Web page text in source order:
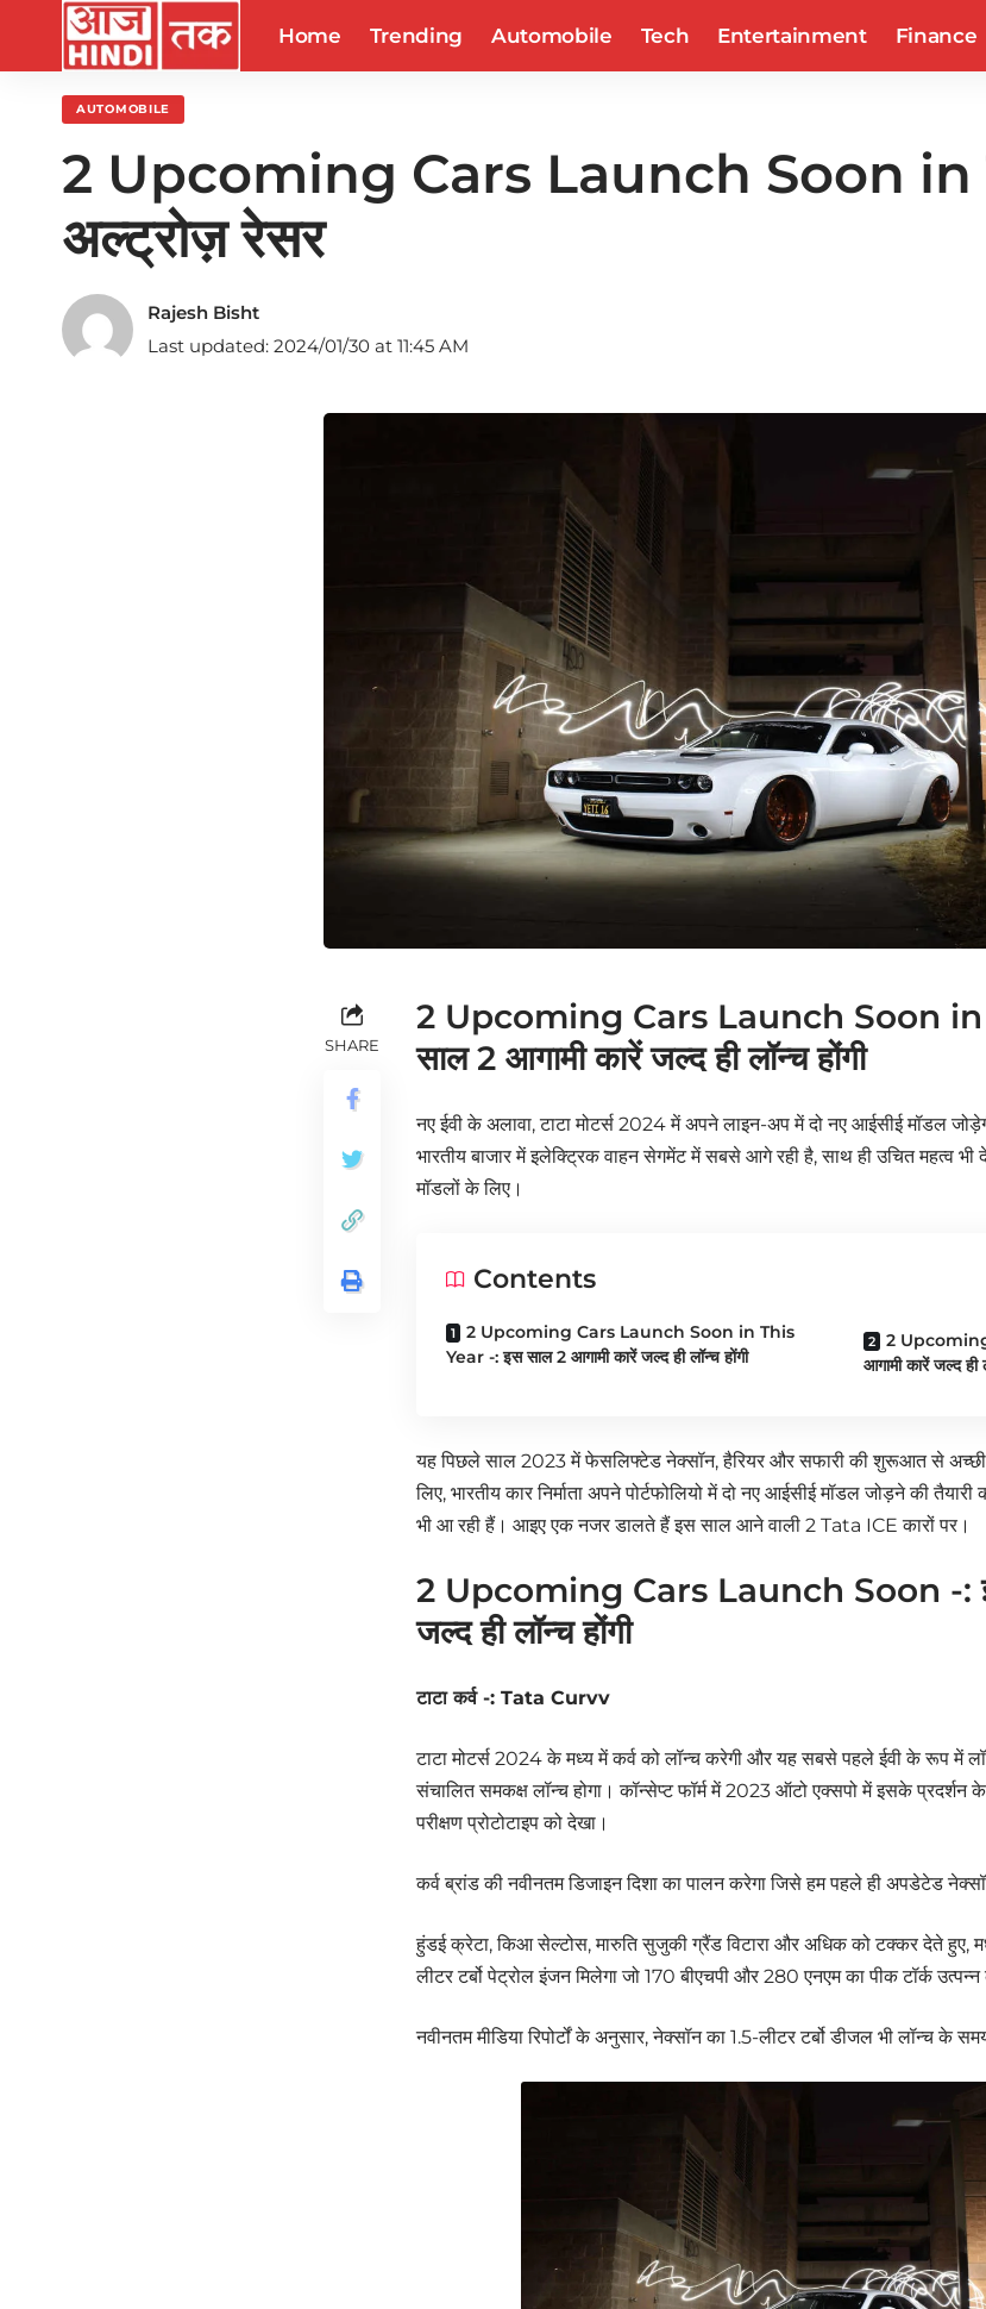
Home Trending Automobile Tech Entertainment Finance
AUTOMOBILE
2 Upcoming Cars Launch Soon in
अल्ट्रोज़ रेसर
Last updated: 2024/01/30 at 11:45 AM
Rajesh Bisht
SHARE
2 Upcoming Cars Launch Soon in
साल 2 आगामी कारें जल्द ही लॉन्च होंगी
नए ईवी के अलावा, टाटा मोटर्स 2024 में अपने लाइन-अप में दो नए आईसीई मॉडल
भारतीय बाजार में इलेक्ट्रिक वाहन सेगमेंट में सबसे आगे रही है, साथ ही उचित महत्व
मॉडलों के लिए।
Contents
2 Upcoming Cars Launch Soon in This
Year -: इस साल 2 आगामी कारें जल्द ही लॉन्च होंगी
2
आगामी कारें जल्द ही
यह पिछले साल 2023 में फेसलिफ्टेड नेक्सॉन, हैरियर और सफारी की शुरूआत से अच्छी
लिए, भारतीय कार निर्माता अपने पोर्टफोलियो में दो नए आईसीई मॉडल जोड़ने की
भी आ रही हैं। आइए एक नजर डालते हैं इस साल आने वाली 2 Tata ICE कारों पर।
2 Upcoming Cars Launch Soon -:
जल्द ही लॉन्च होंगी
टाटा कर्व -: Tata Curvv
टाटा मोटर्स 2024 के मध्य में कर्व को लॉन्च करेगी और यह सबसे पहले ईवी के रूप में
संचालित समकक्ष लॉन्च होगा। कॉन्सेप्ट फॉर्म में 2023 ऑटो एक्सपो में इसके प्रदर्शन
परीक्षण प्रोटोटाइप को देखा।
कर्व ब्रांड की नवीनतम डिजाइन दिशा का पालन करेगा जिसे हम पहले ही अपडेटेड
हुंडई क्रेटा, किआ सेल्टोस, मारुति सुजुकी ग्रैंड विटारा और अधिक को टक्कर देते हुए,
लीटर टर्बो पेट्रोल इंजन मिलेगा जो 170 बीएचपी और 280 एनएम का पीक टॉर्क
नवीनतम मीडिया रिपोर्टों के अनुसार, नेक्सॉन का 1.5-लीटर टर्बो डीजल भी लॉन्च के